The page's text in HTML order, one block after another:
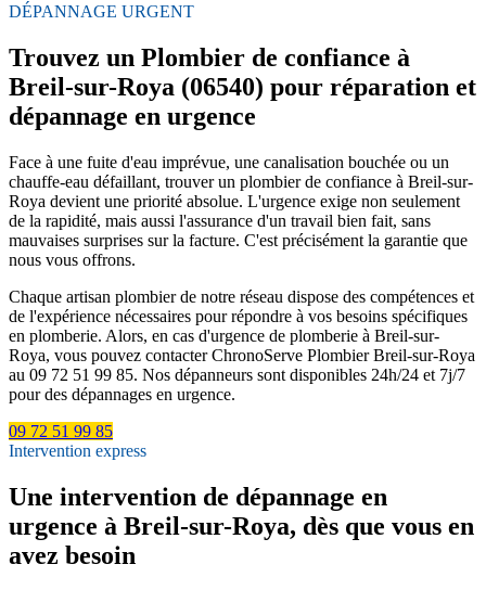
DÉPANNAGE URGENT
Trouvez un Plombier de confiance à
Breil-sur-Roya (06540) pour réparation et
dépannage en urgence
Face à une fuite d'eau imprévue, une canalisation bouchée ou un
chauffe-eau défaillant, trouver un plombier de confiance à Breil-sur-
Roya devient une priorité absolue. L'urgence exige non seulement
de la rapidité, mais aussi l'assurance d'un travail bien fait, sans
mauvaises surprises sur la facture. C'est précisément la garantie que
nous vous offrons.
Chaque artisan plombier de notre réseau dispose des compétences et
de l'expérience nécessaires pour répondre à vos besoins spécifiques
en plomberie. Alors, en cas d'urgence de plomberie à Breil-sur-
Roya, vous pouvez contacter ChronoServe Plombier Breil-sur-Roya
au 09 72 51 99 85. Nos dépanneurs sont disponibles 24h/24 et 7j/7
pour des dépannages en urgence.
09 72 51 99 85
Intervention express
Une intervention de dépannage en
urgence à Breil-sur-Roya, dès que vous en
avez besoin